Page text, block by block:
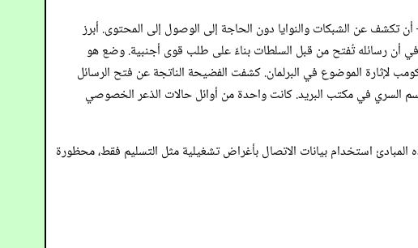
تكشف عن الشبكات والنوايا دون الحاجة إلى الوصول إلى المحتوى. أبرز
المنفي في لندن، في أن رسائله تُفتح من قبل السلطات بناءً على طلب قوى أجنبية. وضع هو
لإثارة الموضوع في البرلمان. كشفت الفضيحة الناتجة عن فتح الرسائل
السري في مكتب البريد. كانت واحدة من أوائل حالات الذعر الخصوصي
استخدام بيانات الاتصال بأغراض تشغيلية مثل التسليم فقط، محظورة